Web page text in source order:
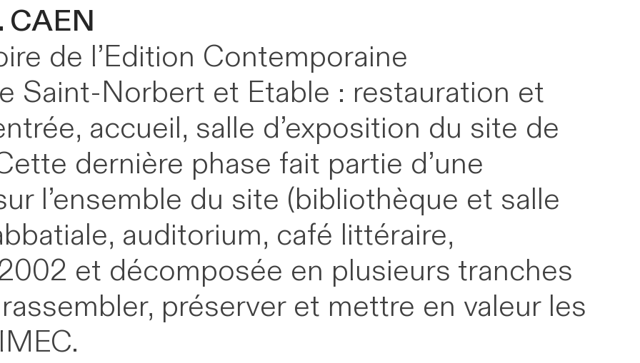
CAEN
de l’Edition Contemporaine
Saint-Norbert et Etable : restauration et
accueil, salle d’exposition du site de
dernière phase fait partie d’une
l’ensemble du site (bibliothèque et salle
auditorium, café littéraire,
et décomposée en plusieurs tranches
préserver et mettre en valeur les